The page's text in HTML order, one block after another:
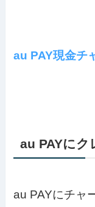
au PAY現金チ
au PAYにク
au PAYにチャ